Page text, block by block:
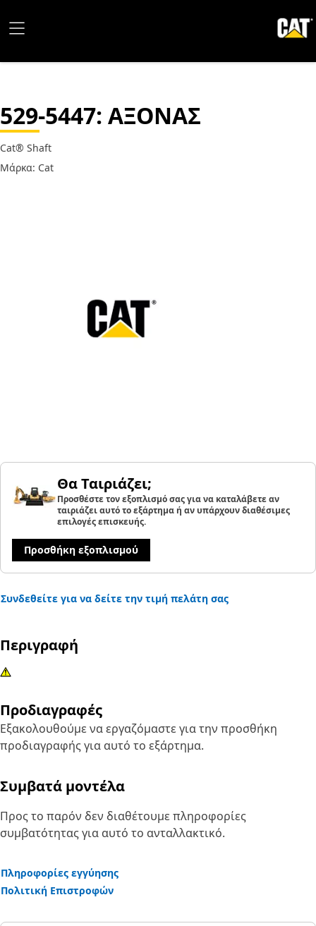
529-5447: ΑΞΟΝΑΣ
Cat® Shaft
Μάρκα: Cat
Θα Ταιριάζει;
Προσθέστε τον εξοπλισμό σας για να καταλάβετε αν
ταιριάζει αυτό το εξάρτημα ή αν υπάρχουν διαθέσιμες
επιλογές επισκευής.
Προσθήκη εξοπλισμού
Συνδεθείτε για να δείτε την τιμή πελάτη σας
Περιγραφή
Προδιαγραφές
Εξακολουθούμε να εργαζόμαστε για την προσθήκη
προδιαγραφής για αυτό το εξάρτημα.
Συμβατά μοντέλα
Προς το παρόν δεν διαθέτουμε πληροφορίες
συμβατότητας για αυτό το ανταλλακτικό.
Πληροφορίες εγγύησης
Πολιτική Επιστροφών